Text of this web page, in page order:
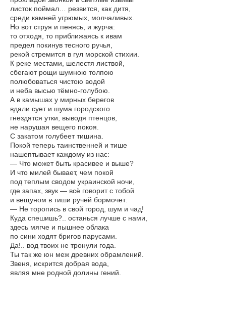
листок поймал… резвится, как дитя,
среди камней угрюмых, молчаливых.
Но вот струя и пенясь, и журча:
то отходя, то приближаясь к ивам
предел покинув тесного ручья,
рекой стремится в гул морской стихии.
К реке местами, шелестя листвой,
сбегают рощи шумною толпою
полюбоваться чистою водой
и неба высью тёмно-голубою.
А в камышах у мирных берегов
вдали сует и шума городского
гнездятся утки, выводя птенцов,
не нарушая вещего покоя.
С закатом голубеет тишина.
Покой теперь таинственней и тише
нашептывает каждому из нас:
— Что может быть красивее и выше?
И что милей бывает, чем покой
под теплым сводом украинской ночи,
где запах, звук — всё говорит с тобой
и вещуном в тиши ручей бормочет:
— Не торопись в свой город, шум и чад!
Куда спешишь?.. останься лучше с нами,
здесь мягче и пышнее облака
по сини ходят бригов парусами.
Да!.. вод твоих не тронули года.
Ты так же юн меж древних обрамлений.
Звеня, искрится добрая вода,
являя мне родной долины гений.